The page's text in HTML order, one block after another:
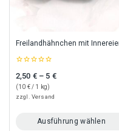
auf
gewählt
Freilandhähnchen mit
out
of
5
2,50 € – 5 €Preisspanne: 2,50 € bis 5 €
(10 €/ 1 kg)
zzgl. Versand
Ausführung wählen